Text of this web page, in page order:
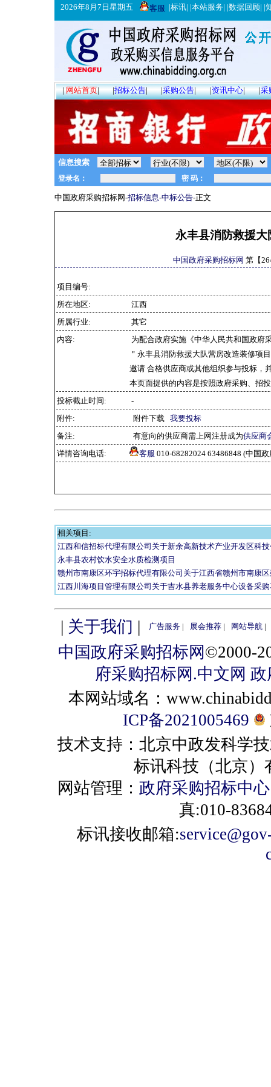
2026年8月7日星期五 客服 |标讯| |本站服务| |数据回顾| |
|网站首页| |招标公告| |采购公告| |资讯中心| |采
信息搜索
中国政府采购招标网-招标信息-中标公告-正文
永丰县消防救援
中国政府采购招标网 第【
项目编号:
所在地区:
江西
所属行业:
其它
内容:
为配合政府实施《中华人民共和国政府
＂永丰县消防救援大队营房改造装修项
邀请 合格供应商或其他组织参与投标，
本页面提供的内容是按照政府采购、招
投标截止时间:
-
附件:
附件下载 我要投标
备注:
有意向的供应商需上网注册成为供应商
详情咨询电话:
客服 010-68282024 63486848 (中国
相关项目:
江西和信招标代理有限公司关于新余高新技术产业开发区科
永丰县农村饮水安全水质检测项目
赣州市南康区环宇招标代理有限公司关于江西省赣州市南康
江西川海项目管理有限公司关于吉水县养老服务中心设备采
| 关于我们 | 广告服务 | 展会推荐 | 网站导航 |
中国政府采购招标网©2000-
府采购招标网.中文网 政
本网站域名：
ICP备2021005469
技术支持：北京中政发科学
标讯科技（北京）
网站管理： 政府采购招标中心
真:010-
标讯接收邮箱: